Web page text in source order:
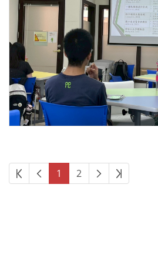
第一頁上一頁
1 2 下一頁最後頁